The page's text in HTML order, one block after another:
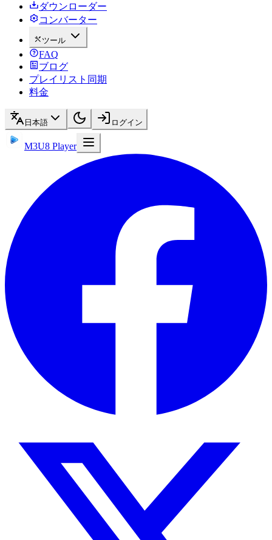
ダウンローダー
コンバーター
ツール
FAQ
ブログ
プレイリスト同期
料金
日本語 ログイン
M3U8 Player